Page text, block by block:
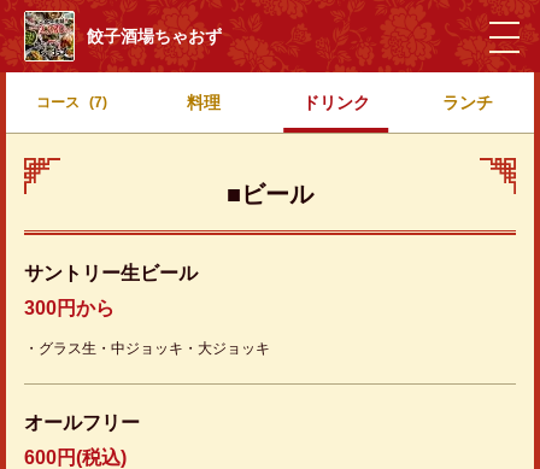
餃子酒場ちゃおず
コース (7) 料理 ドリンク ランチ
■ビール
サントリー生ビール
300円から
・グラス生・中ジョッキ・大ジョッキ
オールフリー
600円(税込)